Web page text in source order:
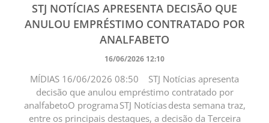
STJ NOTÍCIAS APRESENTA DECISÃO QUE
ANULOU EMPRÉSTIMO CONTRATADO POR
ANALFABETO
16/06/2026 12:10
MÍDIAS 16/06/2026 08:50 STJ Notícias apresenta
decisão que anulou empréstimo contratado por
analfabeto ​O programa STJ Notícias desta semana traz,
entre os principais destaques, a decisão da Terceira